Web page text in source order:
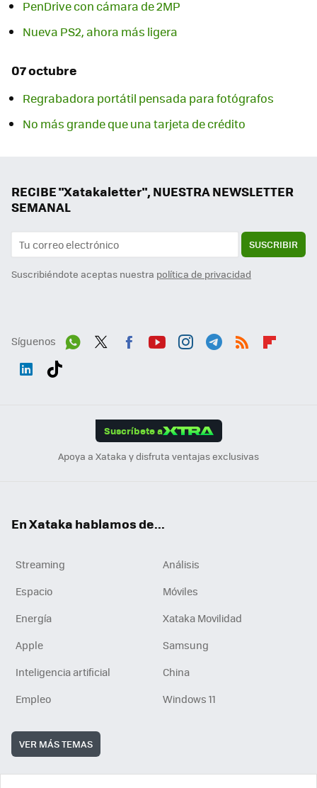
PenDrive con cámara de 2MP
Nueva PS2, ahora más ligera
07 octubre
Regrabadora portátil pensada para fotógrafos
No más grande que una tarjeta de crédito
RECIBE "Xatakaletter", NUESTRA NEWSLETTER
SEMANAL
SUSCRIBIR
Suscribiéndote aceptas nuestra política de privacidad
Síguenos
Suscríbete a
Apoya a Xataka y disfruta ventajas exclusivas
En Xataka hablamos de...
Streaming
Análisis
Espacio
Móviles
Energía
Xataka Movilidad
Apple
Samsung
Inteligencia artificial
China
Empleo
Windows 11
VER MÁS TEMAS